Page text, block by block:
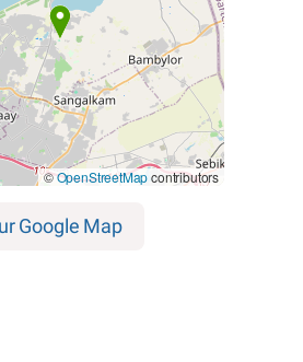
©OpenStreetMapcontributors
Google Map